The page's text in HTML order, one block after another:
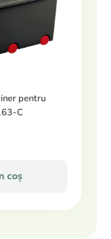
pentru
C
coș